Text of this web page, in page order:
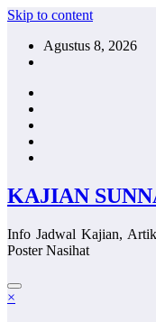
Skip to content
Agustus 8, 2026
KAJIAN
Info Jadwal Kajian,
Poster Nasihat
×